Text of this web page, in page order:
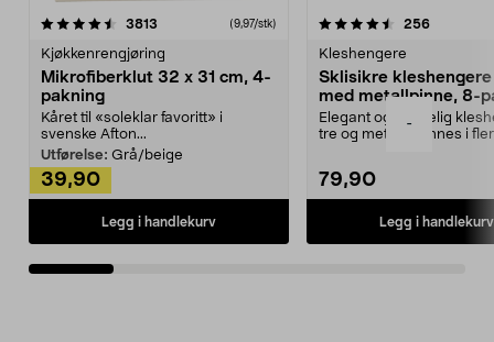
-
3813 anmeldelser(9,97/stk)
Kjøkkenrengjøring
Mikrofiberklut 32 x 31 cm, 4-
pakning
Kåret til «soleklar favoritt» i
svenske Afton...
Utførelse: Grå/beige
39,90
Legg i handlekurv
4.5av 5 stjerner 256
Kleshengere
Sklisikre
med metallpinne, 8-
Elegant og skikkelig
tre og metall – finnes i
79,90
Legg i handlekurv
4.5av 5 stjerner